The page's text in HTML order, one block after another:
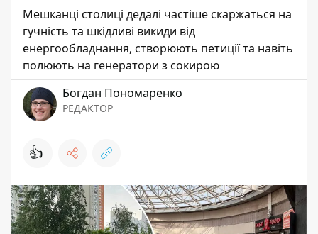
Мешканці столиці дедалі частіше скаржаться на
гучність та шкідливі викиди від
енергообладнання, створюють петиції та навіть
полюють на генератори з сокирою
Богдан Пономаренко
РЕДАКТОР
👍